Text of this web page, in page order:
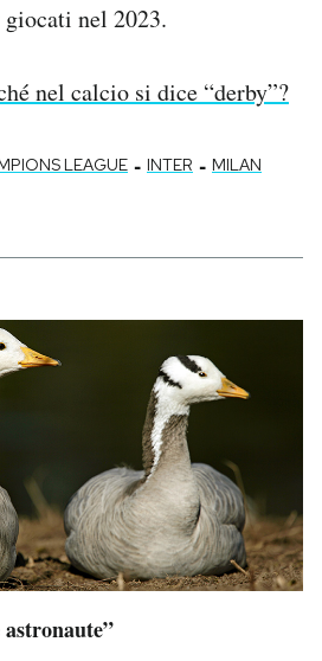
nel 2023.
nel calcio si dice “derby”?
LEAGUE - INTER - MILAN